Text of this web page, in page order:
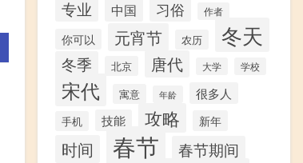
专业 中国 习俗 作者
你可以 元宵节 农历 冬天
冬季 北京 唐代 大学 学校
宋代 寓意 年龄 很多人
手机 技能 攻略 新年
时间 春节 春节期间